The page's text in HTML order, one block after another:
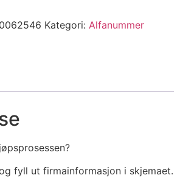
Kategori: Alfanummer
og fyll ut firmainformasjon i skjemaet.